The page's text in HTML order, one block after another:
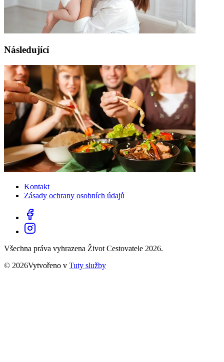
Následující
Kontakt
Zásady ochrany osobních údajů
Všechna práva vyhrazena Život Cestovatele 2026.
© 2026Vytvořeno v Tuty služby